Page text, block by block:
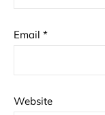
Email *
Website